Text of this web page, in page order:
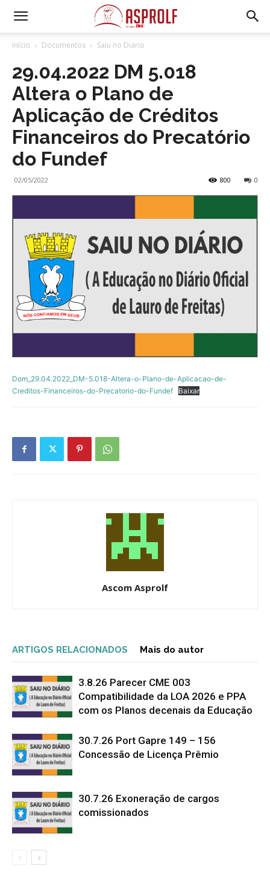
Início Documentos Saiu no Diario
29.04.2022 DM 5.018
Altera o Plano de
Aplicação de Créditos
Financeiros do Precatório
do Fundef
02/05/2022 0
800
Dom_29.04.2022_DM-5.018-Altera-o-Plano-de-Aplicacao-de-
Creditos-Financeiros-do-Precatorio-do-Fundef
Baixar
Ascom Asprolf
ARTIGOS RELACIONADOS Mais do autor
3.8.26 Parecer CME 003
Compatibilidade da LOA 2026 e PPA
com os Planos decenais da Educação
30.7.26 Port Gapre 149 – 156
Concessão de Licença Prêmio
30.7.26 Exoneração de cargos
comissionados